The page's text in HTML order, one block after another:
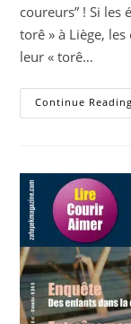
coureurs” ! Si les
torê » à Liège,
leur « torê…
Continue Reading